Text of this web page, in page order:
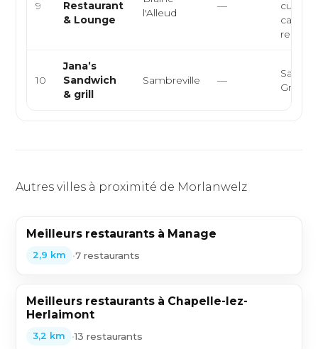
9
Restaurant
& Lounge
l'Alleud
—
cuisine
10
Jana’s
Sandwich
& grill
Sambreville —
Autres villes à proximité de Morlanwelz
Meilleurs restaurants à Manage
2,9 km •7 restaurants
Meilleurs restaurants à Chapelle-lez-
Herlaimont
3,2 km •13 restaurants